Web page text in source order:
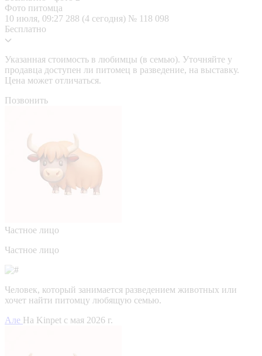
Фото питомца
10 июля, 09:27 288 (4 сегодня) № 118 098
Бесплатно
Указанная стоимость в любимцы (в семью). Уточняйте у
продавца доступен ли питомец в разведение, на выставку.
Цена может отличаться.
Позвонить
Частное лицо
Частное лицо
Человек, который занимается разведением животных или
хочет найти питомцу любящую семью.
Але На Kinpet c мая 2026 г.